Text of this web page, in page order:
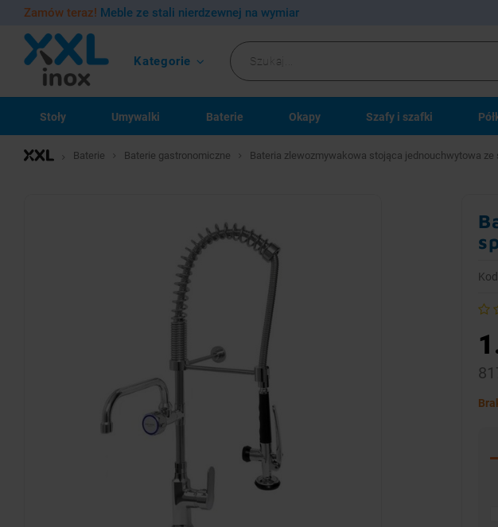
Zamów teraz! Meble ze stali nierdzewnej na wymiar
Kategorie
Stoły Umywalki Baterie Okapy Szafy i szafki
Baterie Baterie gastronomiczne Bateria zlewozmywakowa stojąca jednouchwytowa